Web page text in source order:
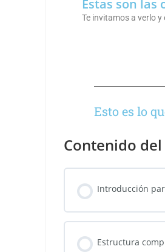
Estas son
Te invitamos a verlo
Esto es lo
Contenido del
Introducción
Estructura